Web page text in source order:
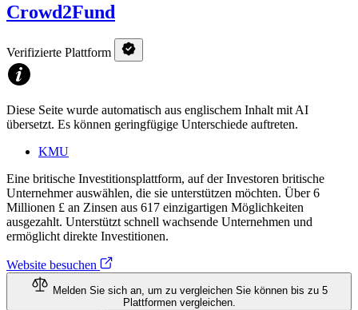
Crowd2Fund
Verifizierte Plattform
Diese Seite wurde automatisch aus englischem Inhalt mit AI
übersetzt. Es können geringfügige Unterschiede auftreten.
KMU
Eine britische Investitionsplattform, auf der Investoren britische
Unternehmer auswählen, die sie unterstützen möchten. Über 6
Millionen £ an Zinsen aus 617 einzigartigen Möglichkeiten
ausgezahlt. Unterstützt schnell wachsende Unternehmen und
ermöglicht direkte Investitionen.
Website besuchen
Melden Sie sich an, um zu vergleichen Sie können bis zu 5
Plattformen vergleichen.